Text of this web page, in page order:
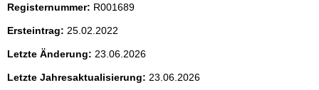
i
t
e
Registernummer: R001689
Ersteintrag: 25.02.2022
Letzte Änderung: 23.06.2026
Letzte Jahresaktualisierung: 23.06.2026